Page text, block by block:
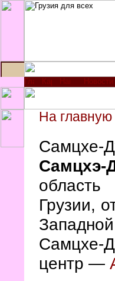
Новости
На главную
Самцхе-
Самцхэ-
Грузии,
Самцхе-
центр —